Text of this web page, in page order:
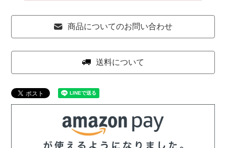
商品についてのお問い合わせ
送料について